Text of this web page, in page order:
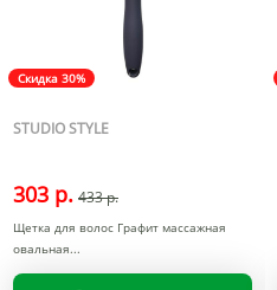
Скидка 30%
STUDIO STYLE
303 р. 433 р.
Щетка для волос Графит массажная
овальная